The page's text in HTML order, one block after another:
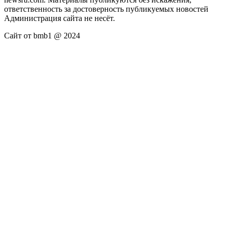
ответственность за достоверность публикуемых новостей
Администрация сайта не несёт.
Сайт от bmb1 @ 2024